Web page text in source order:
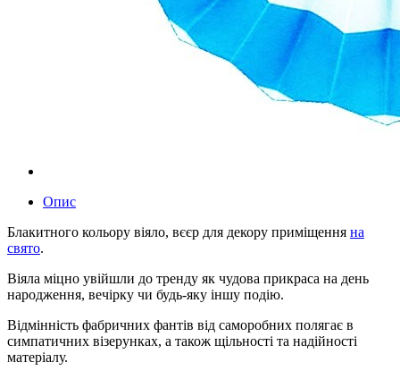
Опис
Блакитного кольору віяло, вєєр для декору приміщення на
свято.
Віяла міцно увійшли до тренду як чудова прикраса на день
народження, вечірку чи будь-яку іншу подію.
Відмінність фабричних фантів від саморобних полягає в
симпатичних візерунках, а також щільності та надійності
матеріалу.